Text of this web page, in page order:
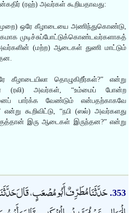
(ரஹ்) அவர்கள் கூறியதாவது:
முறை) ஒரே கீழாடையை அணிந்துகொண்டு,
முடிச்சுப்போட்டுக்கொண்டவர்களாகத்
(மற்ற) ஆடைகள் துணி மாட்டும்
கீழாடையிலா தொழுகிறீர்கள்?” என்று
(ரலி) அவர்கள், “உம்மைப் போன்ற
பார்க்க வேண்டும் என்பதற்காகவே
கூறிவிட்டு, “நபி (ஸல்) அவர்களது
இரு ஆடைகள் இருந்தன?” என்று
353. حَدَّثَنَا مُطَرِّفٌ أَبُو مُصْعَبٍ، قَالَ